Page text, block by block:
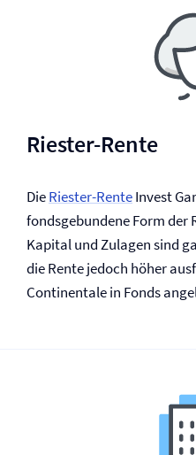
Riester-Rente
DieRiester-RenteInvest
fondsgebundene Form der
Kapital und Zulagen sind
die Rente jedoch höher
Continentale in Fonds